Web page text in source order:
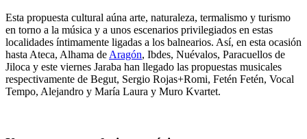
Esta propuesta cultural aúna arte, naturaleza, termalismo y turismo
en torno a la música y a unos escenarios privilegiados en estas
localidades íntimamente ligadas a los balnearios. Así, en esta ocasión
hasta Ateca, Alhama de Aragón, Ibdes, Nuévalos, Paracuellos de
Jiloca y este viernes Jaraba han llegado las propuestas musicales
respectivamente de Begut, Sergio Rojas+Romi, Fetén Fetén, Vocal
Tempo, Alejandro y María Laura y Muro Kvartet.